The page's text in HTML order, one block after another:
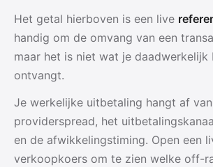
Het getal hierboven is een live
handig om de omvang van een
maar het is niet wat je
ontvangt.
Je werkelijke uitbetaling hangt af
providerspread, het
en de afwikkelingstiming. Open een
verkoopkoers om te zien welke off-